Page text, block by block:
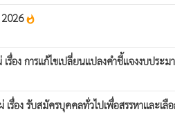
2026whatshot
รื่อง การแก้ไขเปลี่ยนแปลงคำชี้แจงงบปร
เรื่อง รับสมัครบุคคลทั่วไปเพื่อสรรหาและ